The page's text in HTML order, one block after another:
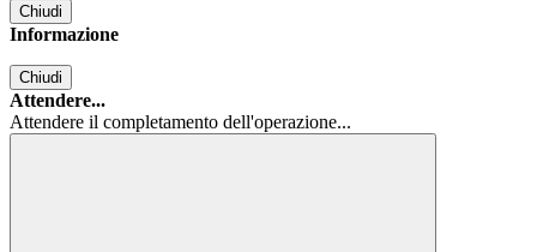
Chiudi
Informazione
Chiudi
Attendere...
Attendere il completamento dell'operazione...